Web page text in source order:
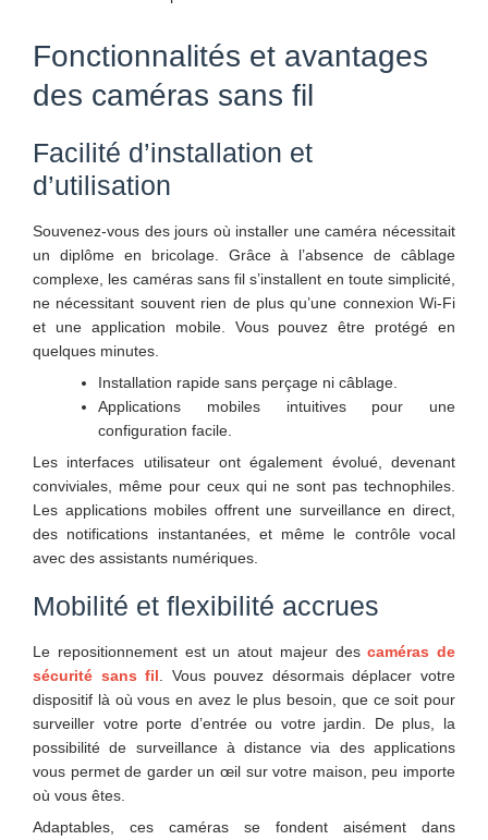
Fonctionnalités et avantages
des caméras sans fil
Facilité d’installation et
d’utilisation
Souvenez-vous des jours où installer une caméra nécessitait
un diplôme en bricolage. Grâce à l’absence de câblage
complexe, les caméras sans fil s’installent en toute simplicité,
ne nécessitant souvent rien de plus qu’une connexion Wi-Fi
et une application mobile. Vous pouvez être protégé en
quelques minutes.
Installation rapide sans perçage ni câblage.
Applications mobiles intuitives pour une
configuration facile.
Les interfaces utilisateur ont également évolué, devenant
conviviales, même pour ceux qui ne sont pas technophiles.
Les applications mobiles offrent une surveillance en direct,
des notifications instantanées, et même le contrôle vocal
avec des assistants numériques.
Mobilité et flexibilité accrues
Le repositionnement est un atout majeur descaméras de
sécurité sans fil. Vous pouvez désormais déplacer votre
dispositif là où vous en avez le plus besoin, que ce soit pour
surveiller votre porte d’entrée ou votre jardin. De plus, la
possibilité de surveillance à distance via des applications
vous permet de garder un œil sur votre maison, peu importe
où vous êtes.
Adaptables, ces caméras se fondent aisément dans